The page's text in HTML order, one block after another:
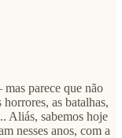
parece que não
horrores, as batalhas,
Aliás, sabemos hoje
nesses anos, com a